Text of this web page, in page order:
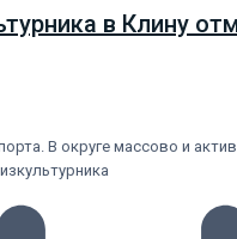
в Клину
В округе массово и